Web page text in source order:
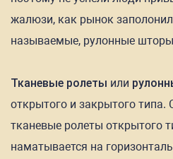
жалюзи, как рынок
называемые, рулонные
Тканевые ролеты или
открытого и закрытого
тканевые ролеты открытого
наматывается на